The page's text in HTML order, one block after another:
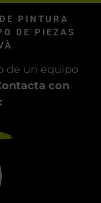
PINTURA
DE PIEZAS
de un equipo
con